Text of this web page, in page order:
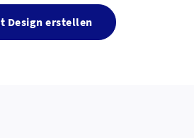
Design erstellen